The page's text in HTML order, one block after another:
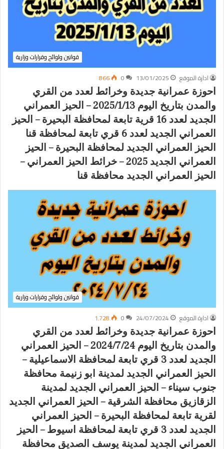
قوانين ولوائح وقرارات وزارية
ادارة الموقع
13/01/2025
0
866
احوزة عمرانية جديدة وخرائط لعدد من القري
والمدن بتاريخ اليوم 2025/1/13 – الحيز العمراني
الجديد لعدد 16 قرية تابعة لمحافظة البحيرة – الحيز
العمراني الجديد لعدد 6 قري تابعة لمحافظة قنا
الحيز العمراني الجديد لمحافظة البحيرة – الحيز
العمراني الجديد 2025 – خرائط الحيز العمراني –
الحيز العمراني الجديد محافظة قنا
قوانين ولوائح وقرارات وزارية
ادارة الموقع
24/07/2024
0 1٬728
احوزة عمرانية جديدة وخرائط لعدد من القري
والمدن بتاريخ اليوم 2024/7/24 – الحيز العمراني
الجديد لعدد 3 قري تابعة لمحافظة الاسماعيلية –
الحيز العمراني الجديد لمدينة ابو زنيمة محافظة
جنوب سيناء – الحيز العمراني الجديد لمدينة
الزقازيق محافظة الشرقية – الحيز العمراني الجديد
لقرية تابعة لمحافظة البحيرة – الحيز العمراني
الجديد لعدد 3 قري تابعة لمحافظة اسيوط – الحيز
العمراني الجديد لمدينة يوسف الصديق محافظة